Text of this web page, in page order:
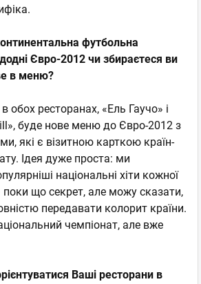
а футбольна
Євро-2012 чи збираєтеся ви
в меню?
обох ресторанах, «Ель Гаучо» і
буде нове меню до Євро-2012 з
які є візитною карткою країн-
Ідея дуже проста: ми
національні хіти кожної
поки що секрет, але можу сказати,
передавати колорит країни.
чемпіонат, але вже
Ваші ресторани в